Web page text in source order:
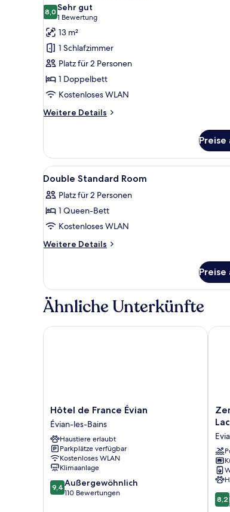
für
Superior-
Doppelzimmer
anzeigen
8,08,0 von 10
Sehr gut
1 Bewertung
(1
Bewertung)
13 m²
1 Schlafzimmer
Platz für 2 Personen
1 Doppelbett
Kostenloses WLAN
Weitere Details
Weitere
Doppelzimmer
Preise
Alle
Fotos
für
Double
Standard
Room
Ein modernes
2
Double Standard Room
Platz für 2 Personen
1 Queen-Bett
Kostenloses WLAN
Weitere Details
Weitere
Standard
Room
Preise
Ähnliche Unterkünfte
Hôtel
de
France
Évian
Évian-
les-
Bains
Hôtel de France Évian
Évian-les-Bains
Haustiere erlaubt
Parkplätze verfügbar
Kostenloses WLAN
Klimaanlage
9.4
von
9,4 Außergewöhnlich
110 Bewertungen
Hôtel de France Évian
Evian
du
Lac,
an
8.2
von
8,2